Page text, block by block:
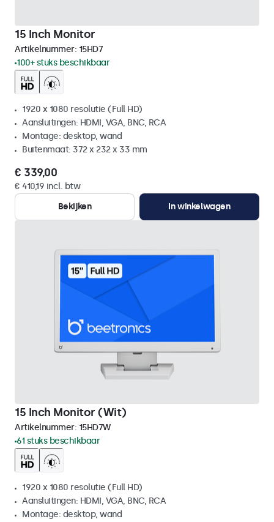
15 Inch Monitor
Artikelnummer: 15HD7
100+ stuks beschikbaar
1920 x 1080 resolutie (Full HD)
Aansluitingen: HDMI, VGA, BNC, RCA
Montage: desktop, wand
Buitenmaat: 372 x 232 x 33 mm
€ 339,00
€ 410,19 incl. btw
Bekijken
In winkelwagen
15 Inch Monitor (Wit)
Artikelnummer: 15HD7W
61 stuks beschikbaar
1920 x 1080 resolutie (Full HD)
Aansluitingen: HDMI, VGA, BNC, RCA
Montage: desktop, wand